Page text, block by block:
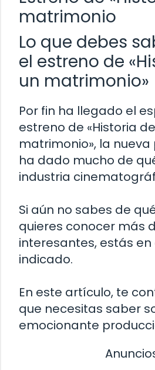
matrimonio
Lo que debes
el estreno de
un matrimonio»
Por fin ha llegado el
estreno de «Historia
matrimonio», la
ha dado mucho de
industria
Si aún no sabes de
quieres conocer más
interesantes, estás
indicado.
En este artículo, te
que necesitas saber
emocionante